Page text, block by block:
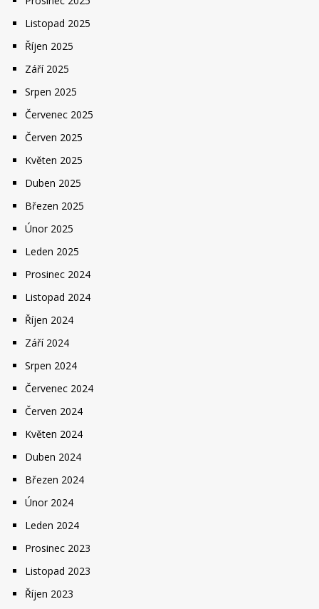
Listopad 2025
Říjen 2025
Září 2025
Srpen 2025
Červenec 2025
Červen 2025
Květen 2025
Duben 2025
Březen 2025
Únor 2025
Leden 2025
Prosinec 2024
Listopad 2024
Říjen 2024
Září 2024
Srpen 2024
Červenec 2024
Červen 2024
Květen 2024
Duben 2024
Březen 2024
Únor 2024
Leden 2024
Prosinec 2023
Listopad 2023
Říjen 2023